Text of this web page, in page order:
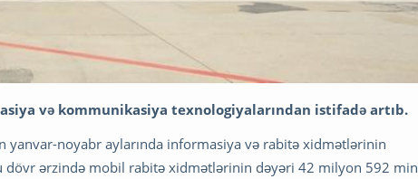
və kommunikasiya texnologiyalarından istifadə artıb.
yanvar-noyabr aylarında informasiya və rabitə xidmətlərinin
ərzində mobil rabitə xidmətlərinin dəyəri 42 milyon 592 min